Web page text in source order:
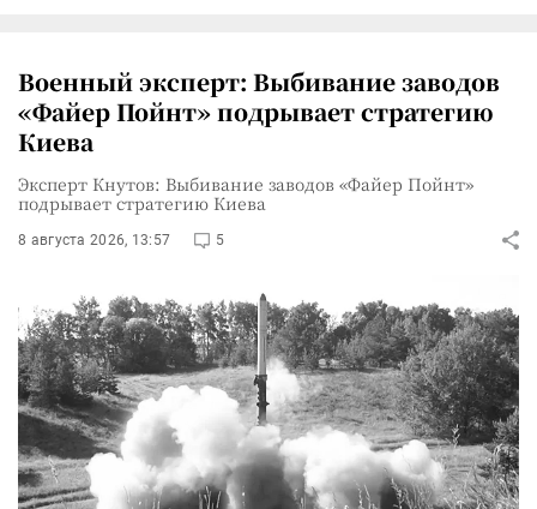
Военный эксперт: Выбивание заводов
«Файер Пойнт» подрывает стратегию
Киева
Эксперт Кнутов: Выбивание заводов «Файер Пойнт»
подрывает стратегию Киева
8 августа 2026, 13:57 5